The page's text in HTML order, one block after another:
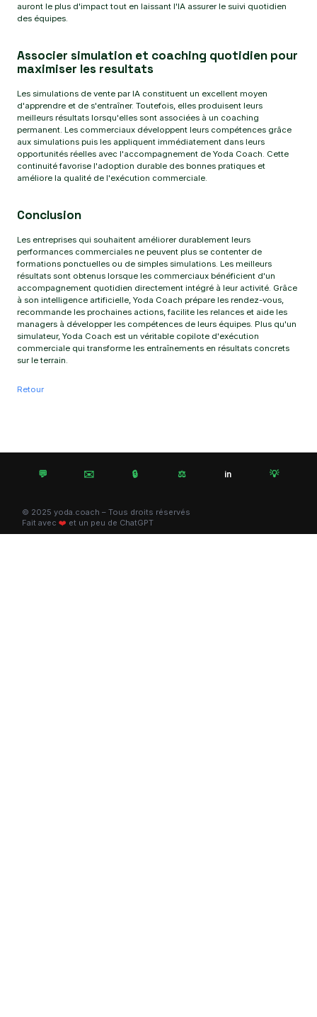
auront le plus d'impact tout en laissant l'IA assurer le suivi quotidien
des équipes.
Associer simulation et coaching quotidien pour
maximiser les resultats
Les simulations de vente par IA constituent un excellent moyen
d'apprendre et de s'entraîner. Toutefois, elles produisent leurs
meilleurs résultats lorsqu'elles sont associées à un coaching
permanent. Les commerciaux développent leurs compétences grâce
aux simulations puis les appliquent immédiatement dans leurs
opportunités réelles avec l'accompagnement de Yoda Coach. Cette
continuité favorise l'adoption durable des bonnes pratiques et
améliore la qualité de l'exécution commerciale.
Conclusion
Les entreprises qui souhaitent améliorer durablement leurs
performances commerciales ne peuvent plus se contenter de
formations ponctuelles ou de simples simulations. Les meilleurs
résultats sont obtenus lorsque les commerciaux bénéficient d'un
accompagnement quotidien directement intégré à leur activité. Grâce
à son intelligence artificielle, Yoda Coach prépare les rendez-vous,
recommande les prochaines actions, facilite les relances et aide les
managers à développer les compétences de leurs équipes. Plus qu'un
simulateur, Yoda Coach est un véritable copilote d'exécution
commerciale qui transforme les entraînements en résultats concrets
sur le terrain.
Retour
💬 ✉️ 🔒 ⚖️ in 💡
© 2025 yoda.coach – Tous droits réservés
Fait avec ❤️ et un peu de ChatGPT